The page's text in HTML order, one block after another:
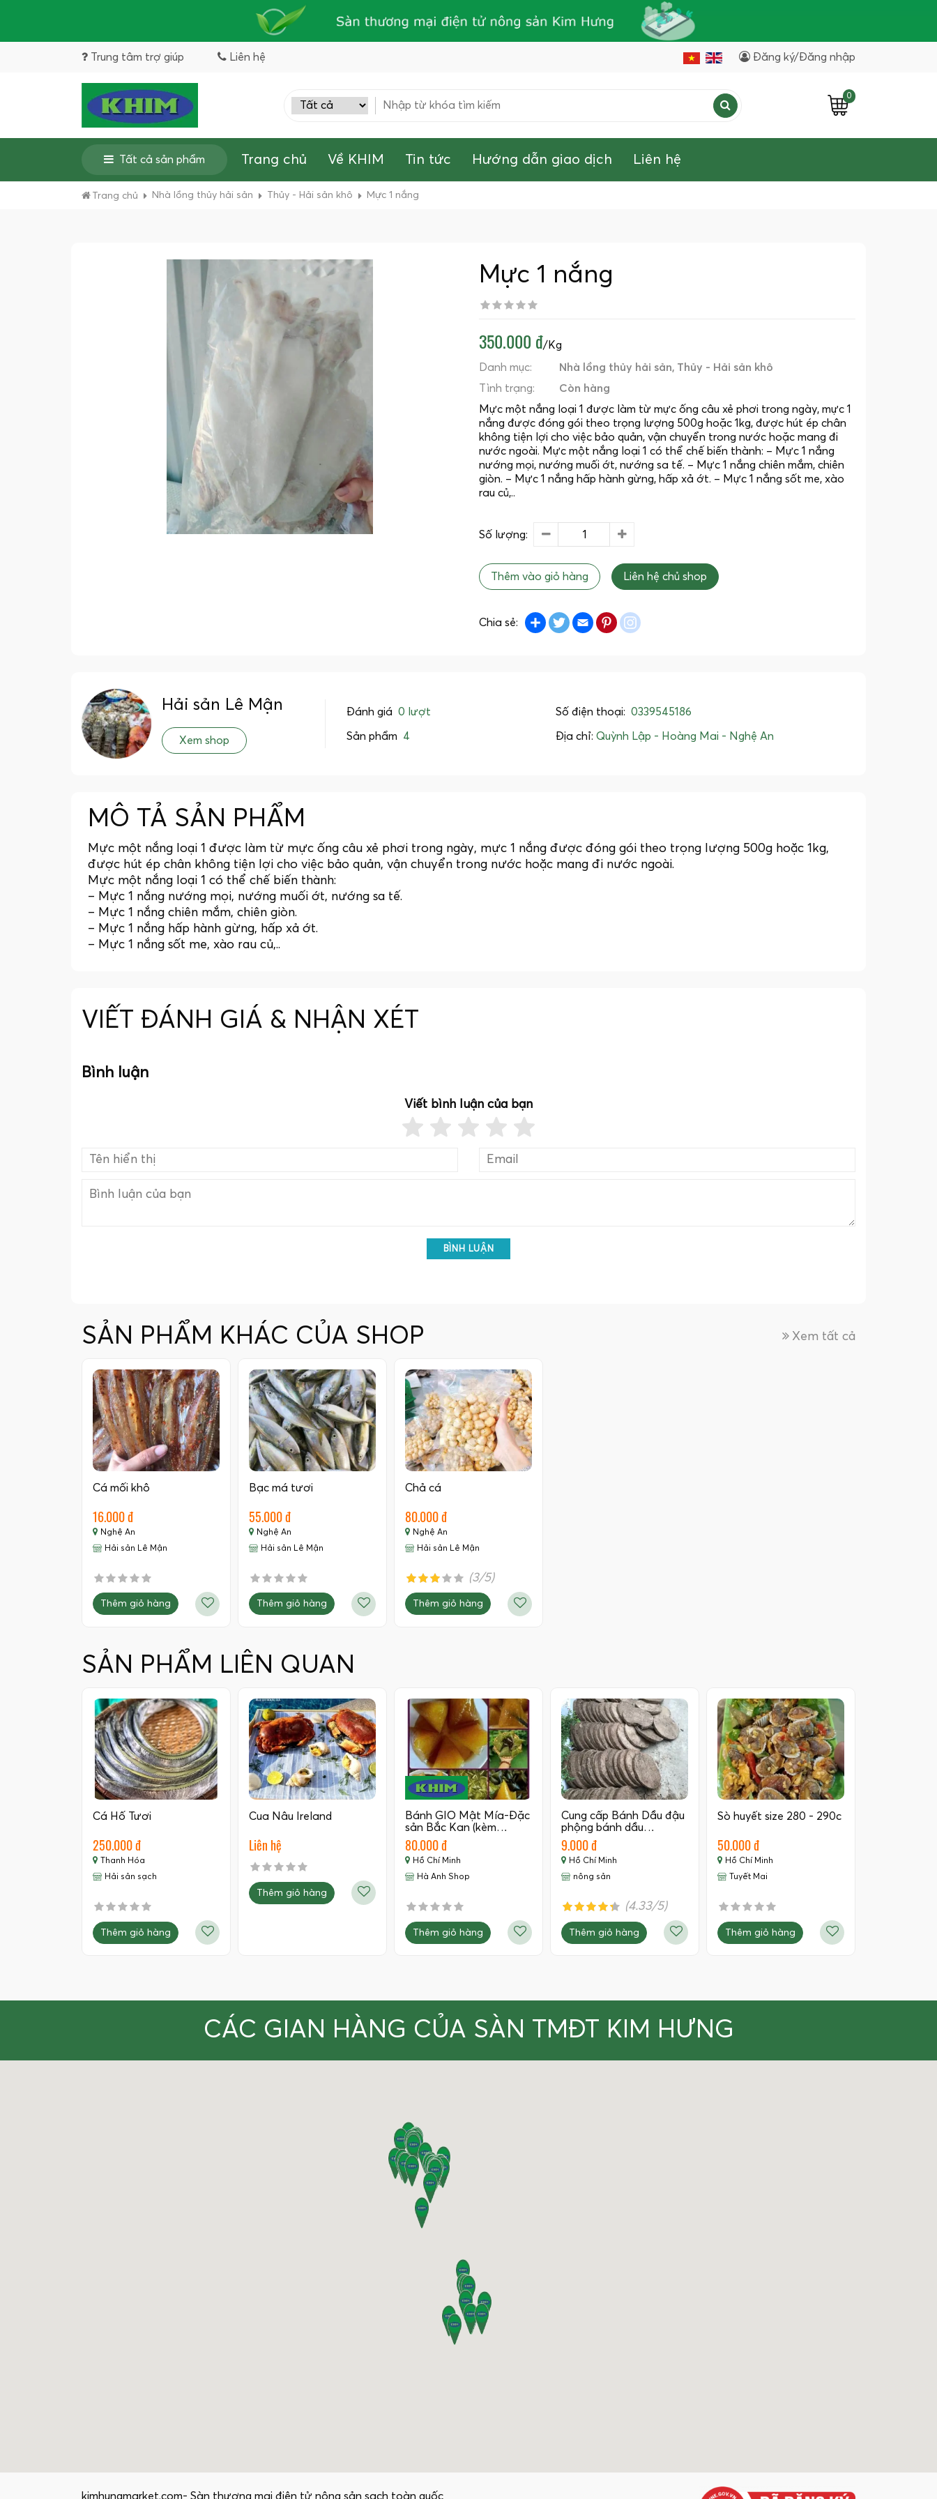
Trung tâm trợ giúp Liên hệ Đăng ký/Đăng nhập
0
Tất cả sản phẩm Trang chủ Về KHIM Tin tức Hướng dẫn giao dịch Liên hệ
Trang chủ Nhà lồng thủy hải sản Thủy - Hải sản khô Mực 1 nắng
Mực 1 nắng
350.000 đ/Kg
Danh mục:
Nhà lồng thủy hải sản Thủy - Hải sản khô
Tình trạng:
Còn hàng
Mực một nắng loại 1 được làm từ mực ống câu xẻ phơi trong ngày, mực 1
nắng được đóng gói theo trọng lượng 500g hoặc 1kg, được hút ép chân
không tiện lợi cho việc bảo quản, vận chuyển trong nước hoặc mang đi
nước ngoài. Mực một nắng loại 1 có thể chế biến thành: – Mực 1 nắng
nướng mọi, nướng muối ớt, nướng sa tế. – Mực 1 nắng chiên mắm, chiên
giòn. – Mực 1 nắng hấp hành gừng, hấp xả ớt. – Mực 1 nắng sốt me, xào
rau củ,..
Số lượng:
Thêm vào giỏ hàng Liên hệ chủ shop
Chia sẻ: ShareTwitterEmailPinterest
Hải sản Lê Mận
Xem shop
Đánh giá 0 lượt Số điện thoại: 0339545186
Sản phẩm 4 Địa chỉ: Quỳnh Lập - Hoàng Mai - Nghệ An
MÔ TẢ SẢN PHẨM
Mực một nắng loại 1 được làm từ mực ống câu xẻ phơi trong ngày, mực 1 nắng được đóng gói theo trọng lượng 500g hoặc 1kg,
được hút ép chân không tiện lợi cho việc bảo quản, vận chuyển trong nước hoặc mang đi nước ngoài.
Mực một nắng loại 1 có thể chế biến thành:
– Mực 1 nắng nướng mọi, nướng muối ớt, nướng sa tế.
– Mực 1 nắng chiên mắm, chiên giòn.
– Mực 1 nắng hấp hành gừng, hấp xả ớt.
– Mực 1 nắng sốt me, xào rau củ,..
VIẾT ĐÁNH GIÁ & NHẬN XÉT
Bình luận
Viết bình luận của bạn
BÌNH LUẬN
SẢN PHẨM KHÁC CỦA SHOP Xem tất cả
Cá mối khô
16.000 đ
Nghệ An
Hải sản Lê Mận
Thêm giỏ hàng
Bạc má tươi
55.000 đ
Nghệ An
Hải sản Lê Mận
Thêm giỏ hàng
Chả cá
80.000 đ
Nghệ An
Hải sản Lê Mận
(3/5)
Thêm giỏ hàng
SẢN PHẨM LIÊN QUAN
Cá Hố Tươi
250.000 đ
Thanh Hóa
Hải sản sạch
Thêm giỏ hàng
Cua Nâu Ireland
Liên hệ
Thêm giỏ hàng
Bánh GIO Mật Mía-Đặc
sản Bắc Kan (kèm…
80.000 đ
Hồ Chí Minh
Hà Anh Shop
Thêm giỏ hàng
Cung cấp Bánh Dầu đậu
phộng bánh dầu…
9.000 đ
Hồ Chí Minh
nông sản
(4.33/5)
Thêm giỏ hàng
Sò huyết size 280 - 290c
50.000 đ
Hồ Chí Minh
Tuyết Mai
Thêm giỏ hàng
CÁC GIAN HÀNG CỦA SÀN TMĐT KIM HƯNG
kimhungmarket.com- Sàn thương mại điện tử nông sản sạch toàn quốc